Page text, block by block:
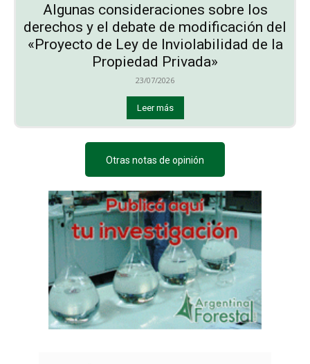
Algunas consideraciones sobre los
derechos y el debate de modificación del
«Proyecto de Ley de Inviolabilidad de la
Propiedad Privada»
23/07/2026
Leer más
Otras notas de opinión